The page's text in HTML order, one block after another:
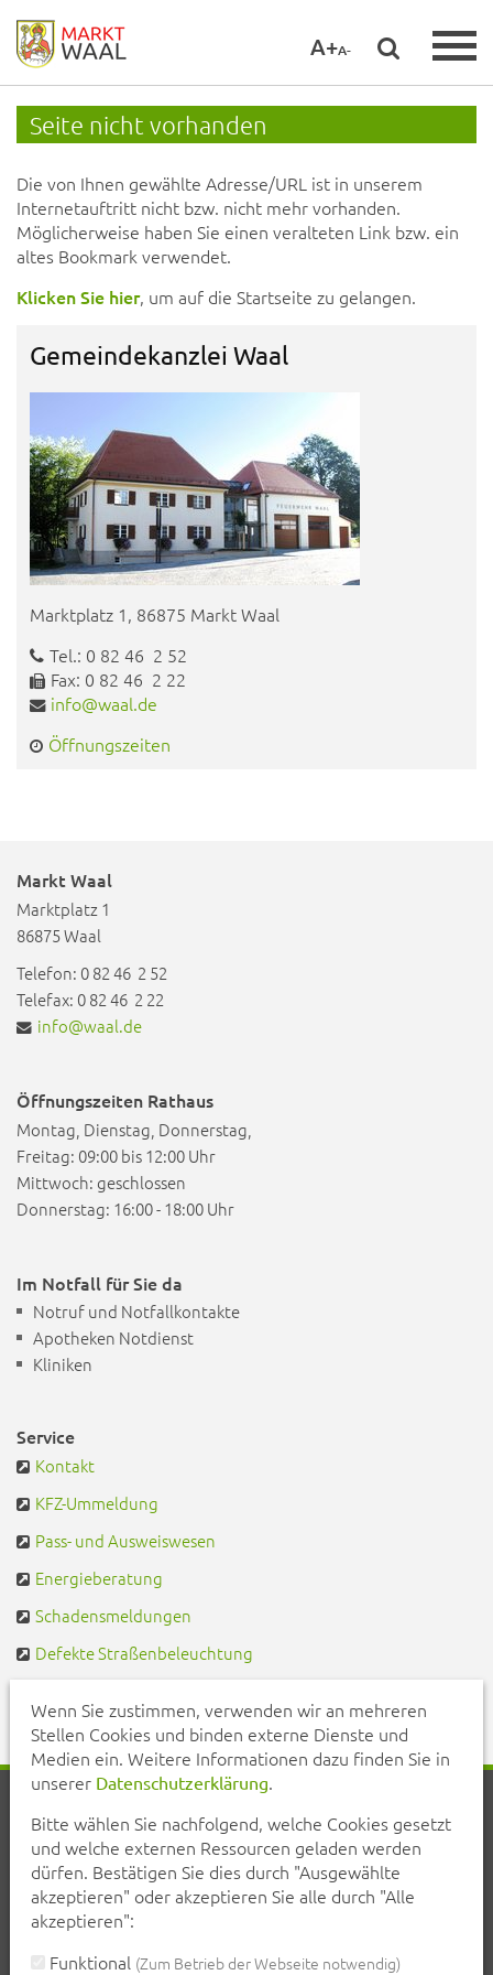
A+A-
Seite nicht vorhanden
Die von Ihnen gewählte Adresse/URL ist in unserem
Internetauftritt nicht bzw. nicht mehr vorhanden.
Möglicherweise haben Sie einen veralteten Link bzw. ein
altes Bookmark verwendet.
Klicken Sie hier, um auf die Startseite zu gelangen.
Gemeindekanzlei Waal
Marktplatz 1, 86875 Markt Waal
Tel.: 0 82 46 2 52
Fax: 0 82 46 2 22
info@waal.de
Öffnungszeiten
Markt Waal
Marktplatz 1
86875 Waal
Telefon: 0 82 46 2 52
Telefax: 0 82 46 2 22
info@waal.de
Öffnungszeiten Rathaus
Montag, Dienstag, Donnerstag,
Freitag: 09:00 bis 12:00 Uhr
Mittwoch: geschlossen
Donnerstag: 16:00 - 18:00 Uhr
Im Notfall für Sie da
Notruf und Notfallkontakte
Apotheken Notdienst
Kliniken
Service
Kontakt
KFZ-Ummeldung
Pass- und Ausweiswesen
Energieberatung
Schadensmeldungen
Defekte Straßenbeleuchtung
Inhalt
Erklärung zur Barrierefreiheit
Datenschutzerklärung
Impressum
Teilen Sie diese Seite mit Ihren Bekannten:
Wenn Sie zustimmen, verwenden wir an mehreren
Stellen Cookies und binden externe Dienste und
Medien ein. Weitere Informationen dazu finden Sie in
unserer Datenschutzerklärung.
Bitte wählen Sie nachfolgend, welche Cookies gesetzt
und welche externen Ressourcen geladen werden
dürfen. Bestätigen Sie dies durch "Ausgewählte
akzeptieren" oder akzeptieren Sie alle durch "Alle
akzeptieren":
Funktional (Zum Betrieb der Webseite notwendig)